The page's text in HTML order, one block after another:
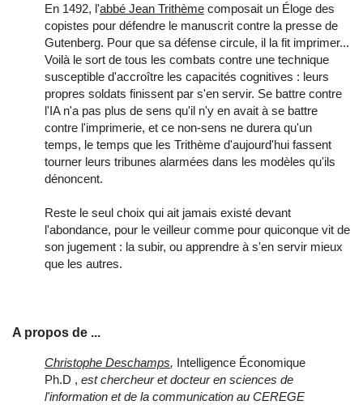
En 1492, l'abbé Jean Trithème composait un Éloge des
copistes pour défendre le manuscrit contre la presse de
Gutenberg. Pour que sa défense circule, il la fit imprimer...
Voilà le sort de tous les combats contre une technique
susceptible d'accroître les capacités cognitives : leurs
propres soldats finissent par s'en servir. Se battre contre
l'IA n'a pas plus de sens qu'il n'y en avait à se battre
contre l'imprimerie, et ce non-sens ne durera qu'un
temps, le temps que les Trithème d'aujourd'hui fassent
tourner leurs tribunes alarmées dans les modèles qu'ils
dénoncent.
Reste le seul choix qui ait jamais existé devant
l'abondance, pour le veilleur comme pour quiconque vit de
son jugement : la subir, ou apprendre à s'en servir mieux
que les autres.
A propos de ...
Christophe Deschamps, Intelligence Économique
Ph.D , est chercheur et docteur en sciences de
l'information et de la communication au CEREGE